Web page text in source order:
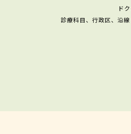
ド
診療科目、行政区、沿